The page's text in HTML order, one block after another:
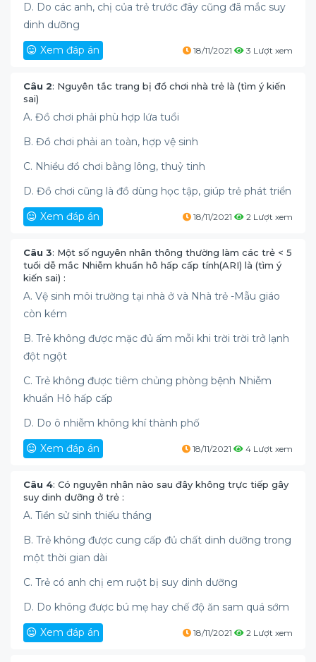
D. Do các anh, chị của trẻ trước đây cũng đã mắc suy
dinh dưỡng
Xem đáp án
18/11/2021 3 Lượt xem
Câu 2: Nguyên tắc trang bị đồ chơi nhà trẻ là (tìm ý kiến
sai)
A. Đồ chơi phải phù hợp lứa tuổi
B. Đồ chơi phải an toàn, hợp vệ sinh
C. Nhiều đồ chơi bằng lông, thuỷ tinh
D. Đồ chơi cũng là đồ dùng học tập, giúp trẻ phát triển
Xem đáp án
18/11/2021 2 Lượt xem
Câu 3: Một số nguyên nhân thông thường làm các trẻ < 5
tuổi dễ mắc Nhiễm khuẩn hô hấp cấp tính(ARI) là (tìm ý
kiến sai) :
A. Vệ sinh môi trường tại nhà ở và Nhà trẻ -Mẫu giáo
còn kém
B. Trẻ không được mặc đủ ấm mỗi khi trời trời trở lạnh
đột ngột
C. Trẻ không được tiêm chủng phòng bệnh Nhiễm
khuẩn Hô hấp cấp
D. Do ô nhiễm không khí thành phố
Xem đáp án
18/11/2021 4 Lượt xem
Câu 4: Có nguyên nhân nào sau đây không trực tiếp gây
suy dinh dưỡng ở trẻ :
A. Tiền sử sinh thiếu tháng
B. Trẻ không được cung cấp đủ chất dinh dưỡng trong
một thời gian dài
C. Trẻ có anh chị em ruột bị suy dinh dưỡng
D. Do không được bú mẹ hay chế độ ăn sam quá sớm
Xem đáp án
18/11/2021 2 Lượt xem